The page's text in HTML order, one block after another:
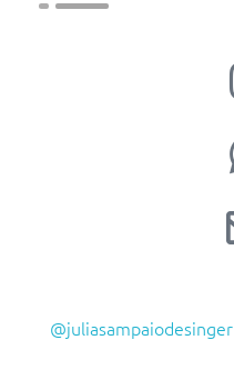
@juliasampaiodesinger